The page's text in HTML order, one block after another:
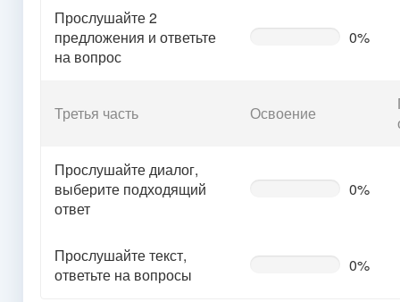
Прослушайте 2
предложения и ответьте
на вопрос
0%
Третья часть Освоение
Прослушайте диалог,
выберите подходящий
ответ
0%
Прослушайте текст,
ответьте на вопросы
0%